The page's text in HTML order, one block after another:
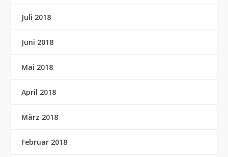
Juli 2018
Juni 2018
Mai 2018
April 2018
März 2018
Februar 2018